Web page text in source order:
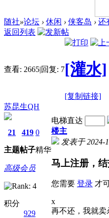
随社»论坛 › 休闲 › 侠客岛 › 还
返回列表
查看: 2665|回复: 7[灌水]
[复制链接]
苏昆生QH
21
主题
419
帖子
0
精华
高级会员
积分
929
电梯直达
楼主
发表于 2024-
马上注册，
您需要 登录 才
x
再不还，我就